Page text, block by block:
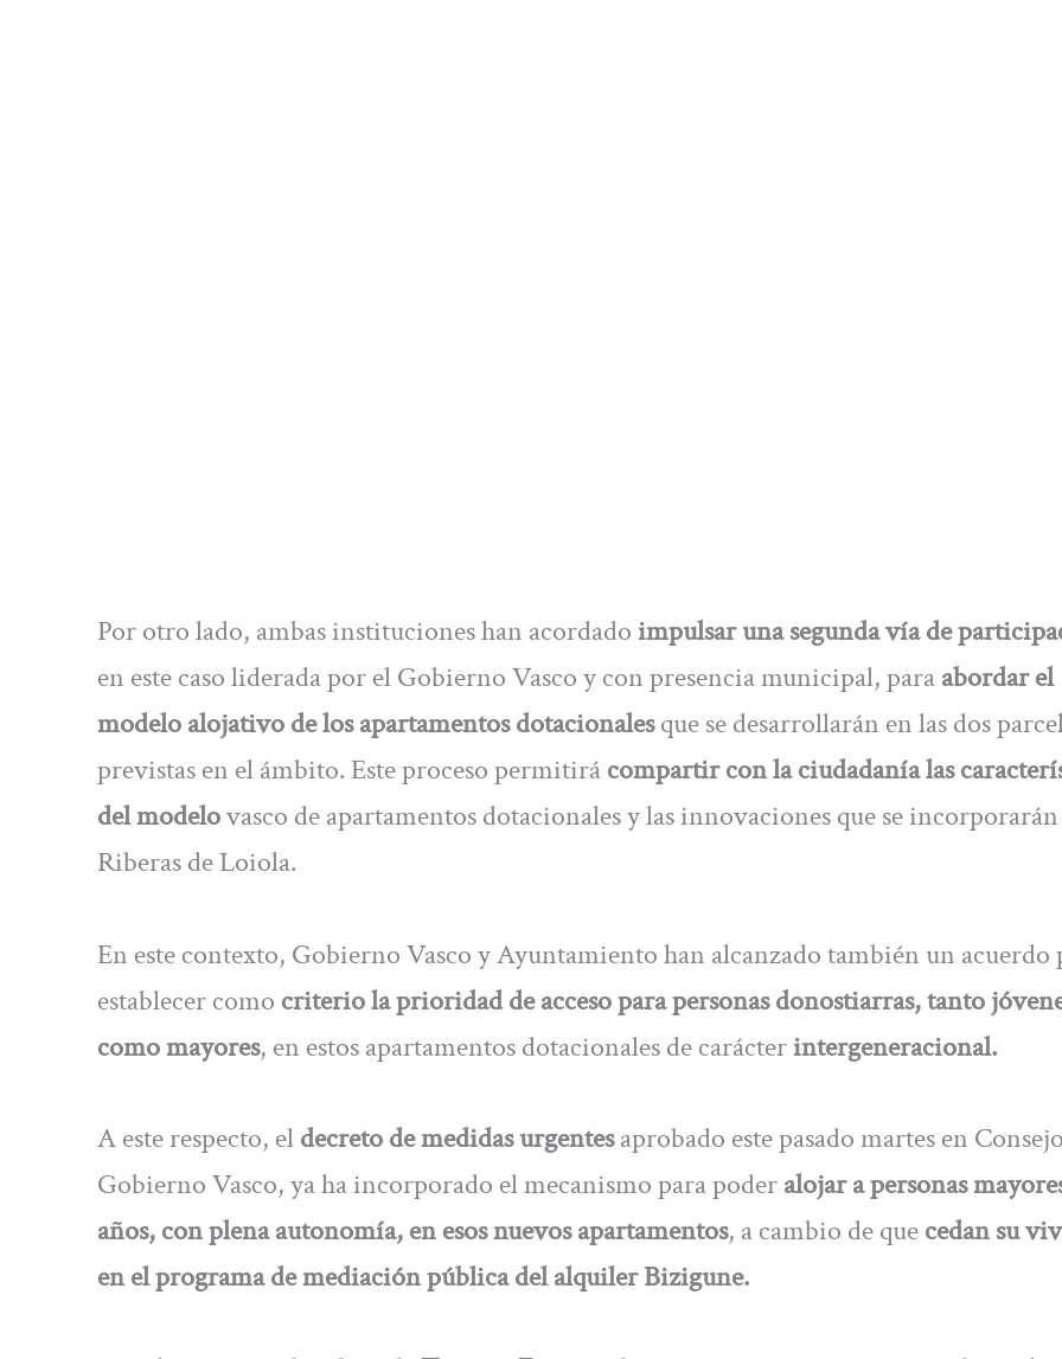
Por otro lado, ambas instituciones han acordado impulsar una segunda vía de
en este caso liderada por el Gobierno Vasco y con presencia municipal, paraabordar el
modelo alojativo de los apartamentos dotacionalesque se desarrollarán en las dos
previstas en el ámbito. Este proceso permitirácompartir con la ciudadanía las
del modelovasco de apartamentos dotacionales y las innovaciones que se
Riberas de Loiola.
En este contexto, Gobierno Vasco y Ayuntamiento han alcanzado también un acuerdo
establecer como criterio la prioridad de acceso para personas donostiarras, tanto
como mayores, en estos apartamentos dotacionales de carácterintergeneracional.
A este respecto, eldecreto de medidas urgentesaprobado este pasado martes en
Gobierno Vasco, ya ha incorporado el mecanismo para poderalojar a personas
años, con plena autonomía, en esos nuevos apartamentos, a cambio de quecedan su
en el programa de mediación pública del alquiler Bizigune.